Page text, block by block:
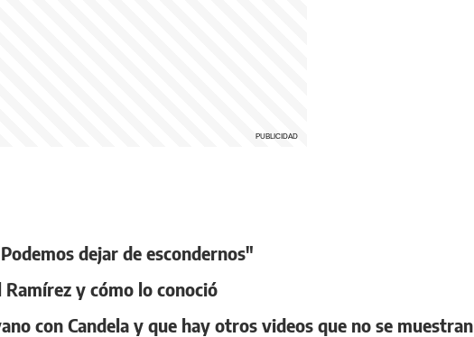
dejar de escondernos"
y cómo lo conoció
con Candela y que hay otros videos que no se muestran